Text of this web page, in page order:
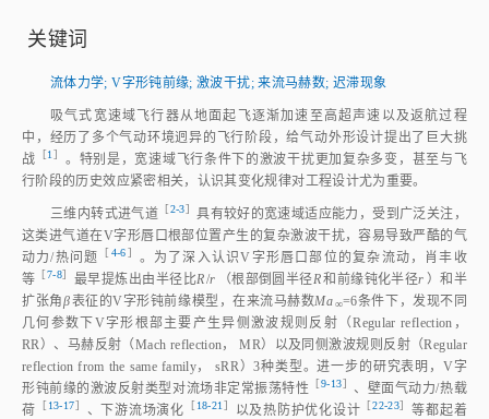
关键词
流体力学;V字形钝前缘;激波干扰;来流马赫数; 迟滞现象
吸气式宽速域飞行器从地面起飞逐渐加速至高超声速以及返航过程
中，经历了多个气动环境迥异的飞行阶段，给气动外形设计提出了巨大挑
战 ［1］ 。特别是，宽速域飞行条件下的激波干扰更加复杂多变，甚至与飞
行阶段的历史效应紧密相关，认识其变化规律对工程设计尤为重要。
三维内转式进气道 ［2‑3］ 具有较好的宽速域适应能力，受到广泛关注，
这类进气道在V字形唇口根部位置产生的复杂激波干扰，容易导致严酷的气
动力/热问题 ［ 4‑6］ 。为了深入认识V字形唇口部位的复杂流动，肖丰收
等 ［7‑8］ 最早提炼出由半径比R/r （根部倒圆半径R和前缘钝化半径r ）和半
扩张角β表征的V字形钝前缘模型，在来流马赫数Ma∞=6条件下，发现不同
几何参数下V字形根部主要产生异侧激波规则反射（Regular reflection，
RR）、马赫反射（Mach reflection， MR）以及同侧激波规则反射（Regular
reflection from the same family， sRR）3种类型。进一步的研究表明，V字
形钝前缘的激波反射类型对流场非定常振荡特性 ［9‑13］ 、壁面气动力/热载
荷 ［ 13‑17］ 、下游流场演化 ［ 18‑21］ 以及热防护优化设计 ［22‑23］等都起着